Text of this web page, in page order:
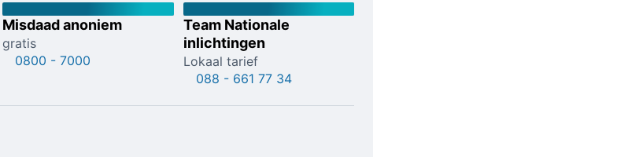
Misdaad anoniem
gratis
0800 - 7000
Team Nationale
inlichtingen
Lokaal tarief
088 - 661 77 34